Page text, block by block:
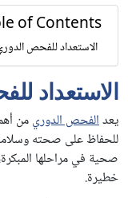
of Contents
الاستعداد للفحص
الاستعداد
يعدالفحص الدوريمن
للحفاظ على صحته
صحية في مراحلها
خطيرة.